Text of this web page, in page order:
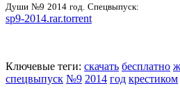
Души №9 2014 год. Спецвыпуск:
sp9-2014.rar.torrent
Ключевые теги: скачать бесплатно
спецвыпуск №9 2014 год крестиком